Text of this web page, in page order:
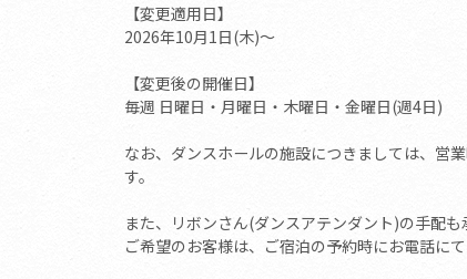
【変更適用日】
2026年10月1日(木)～
【変更後の開催日】
毎週 日曜日・月曜日・木曜日・金曜日(週4日)
なお、ダンスホールの施設につきましては、営
す。
また、リボンさん(ダンスアテンダント)の手配も
ご希望のお客様は、ご宿泊の予約時にお電話にて